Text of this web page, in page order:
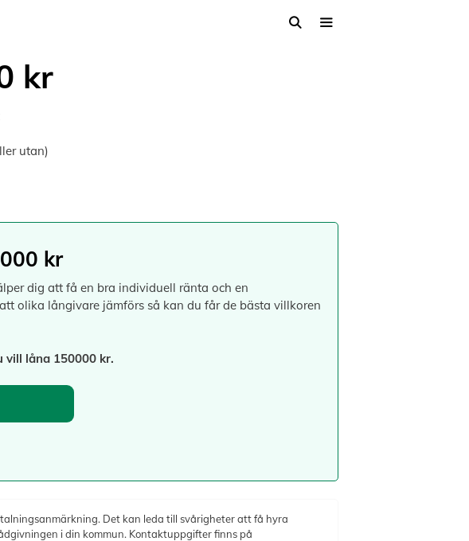
kr
utan)
kr
dig att få en bra individuell ränta och en
olika långivare jämförs så kan du får de bästa villkoren
vill låna 150000 kr.
Det kan leda till svårigheter att få hyra
i din kommun. Kontaktuppgifter finns på